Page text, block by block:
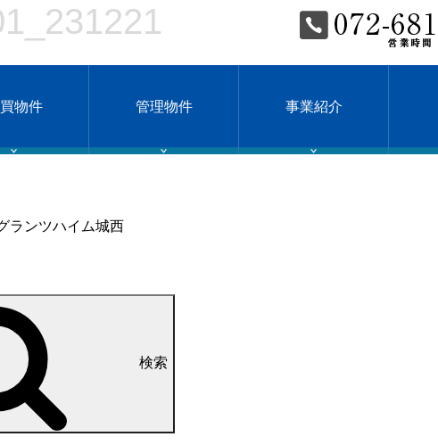
物件 管理物件 事業紹介
ランツハイム城西
検索